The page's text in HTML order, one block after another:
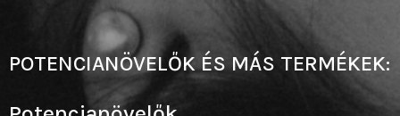
POTENCIANÖVELŐK ÉS MÁS TERMÉKEK: